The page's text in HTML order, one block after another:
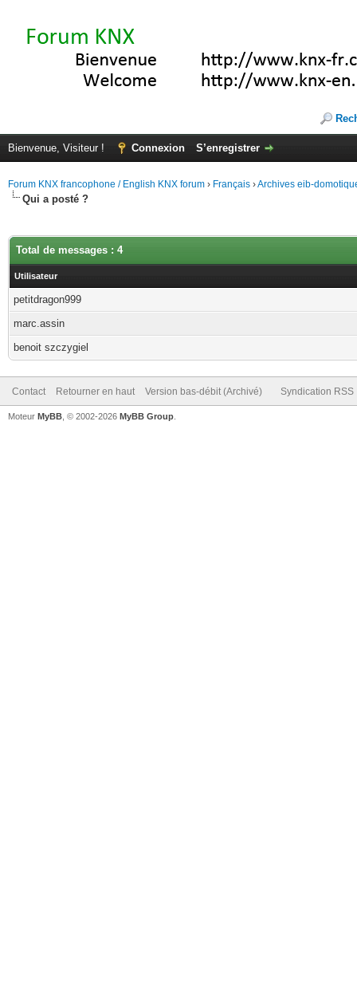
Bienvenue, Visiteur ! Connexion S’enregistrer
Forum KNX francophone / English KNX forum › Français ›Archives eib-
Qui a posté ?
Total de messages : 4
Utilisateur
petitdragon999
marc.assin
benoit szczygiel
Contact Retourner en haut Version bas-débit (Archivé) Syndication RSS
Moteur MyBB , © 2002-2026 MyBB Group